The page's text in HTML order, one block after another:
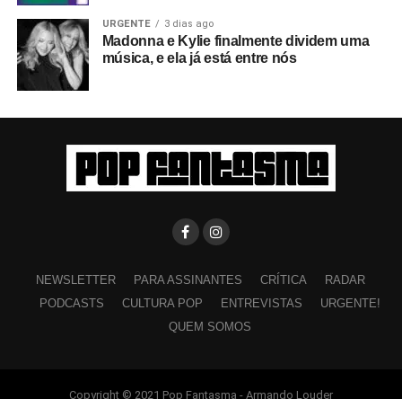
URGENTE 3 dias ago
Madonna e Kylie finalmente dividem uma
música, e ela já está entre nós
NEWSLETTER PARA ASSINANTES CRÍTICA
RADAR
PODCASTS
CULTURA POP ENTREVISTAS
URGENTE!
QUEM SOMOS
Copyright © 2021 Pop Fantasma - Armando Louder